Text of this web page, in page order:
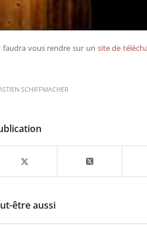
faudra vous rendre sur un site de
SCHIFFMACHER
être aussi